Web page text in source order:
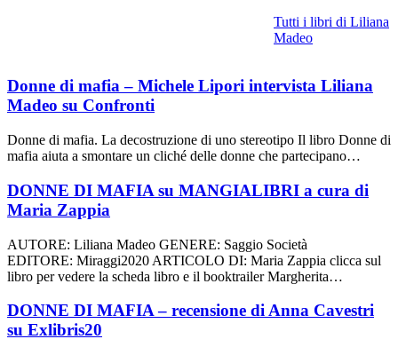
Tutti i libri di Liliana
Madeo
Donne di mafia – Michele Lipori intervista Liliana
Madeo su Confronti
Donne di mafia. La decostruzione di uno stereotipo Il libro Donne di
mafia aiuta a smontare un cliché delle donne che partecipano…
DONNE DI MAFIA su MANGIALIBRI a cura di
Maria Zappia
AUTORE: Liliana Madeo GENERE: Saggio Società
EDITORE: Miraggi2020 ARTICOLO DI: Maria Zappia clicca sul
libro per vedere la scheda libro e il booktrailer Margherita…
DONNE DI MAFIA – recensione di Anna Cavestri
su Exlibris20